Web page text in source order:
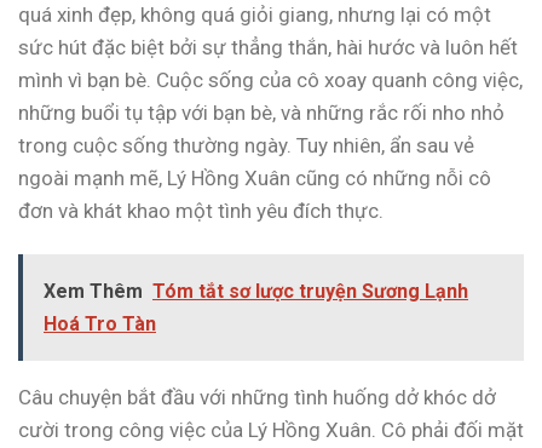
quá xinh đẹp, không quá giỏi giang, nhưng lại có một
sức hút đặc biệt bởi sự thẳng thắn, hài hước và luôn hết
mình vì bạn bè. Cuộc sống của cô xoay quanh công việc,
những buổi tụ tập với bạn bè, và những rắc rối nho nhỏ
trong cuộc sống thường ngày. Tuy nhiên, ẩn sau vẻ
ngoài mạnh mẽ, Lý Hồng Xuân cũng có những nỗi cô
đơn và khát khao một tình yêu đích thực.
Xem Thêm Tóm tắt sơ lược truyện Sương Lạnh
Hoá Tro Tàn
Câu chuyện bắt đầu với những tình huống dở khóc dở
cười trong công việc của Lý Hồng Xuân. Cô phải đối mặt